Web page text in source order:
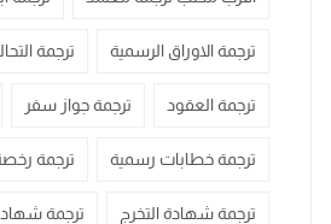
ترجمة الاوراق الرسمية ترجمة
ترجمة العقود ترجمة جواز سفر
ترجمة خطابات رسمية ترجمة
ترجمة شهادة التخرج ترجمة